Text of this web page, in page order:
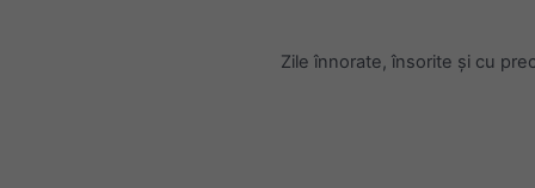
Zile înnorate, însorite și cu